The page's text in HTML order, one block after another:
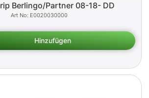
Berlingo/Partner 08-18- DD
E0020030000